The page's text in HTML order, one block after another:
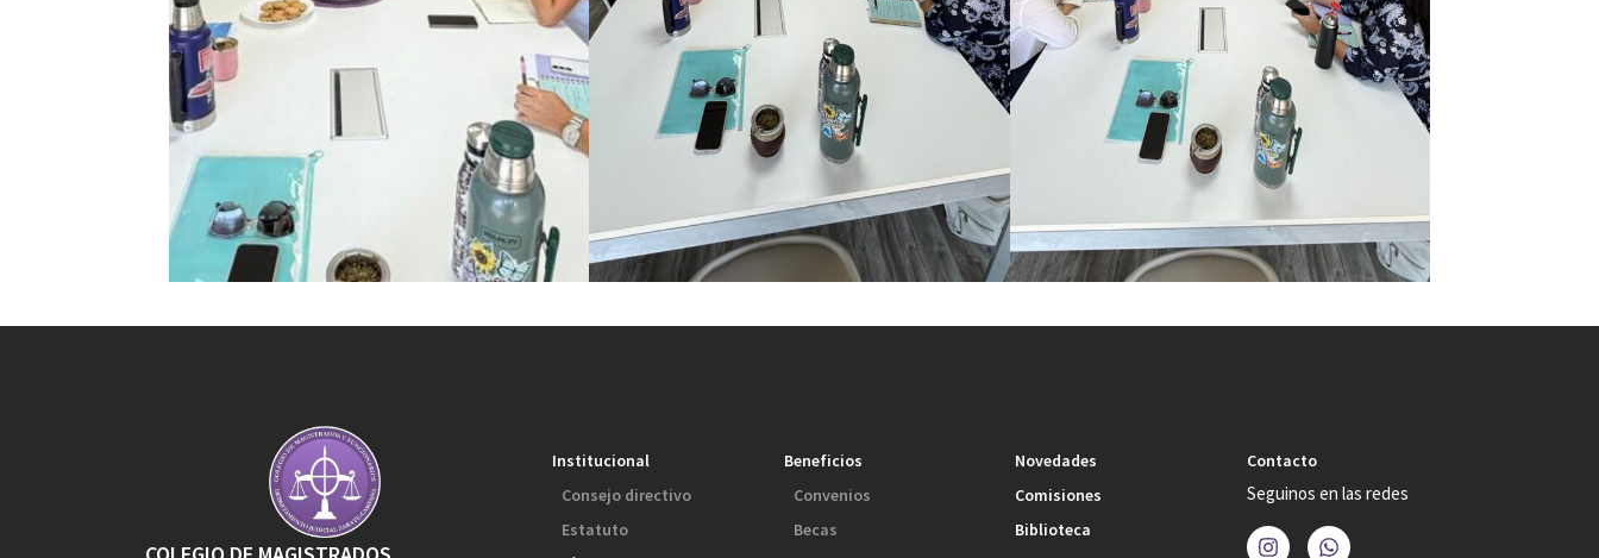
Institucional
Consejo directivo
Estatuto
Beneficios
Convenios
Becas
Novedades
Comisiones
Biblioteca
Contacto
Seguinos en las redes